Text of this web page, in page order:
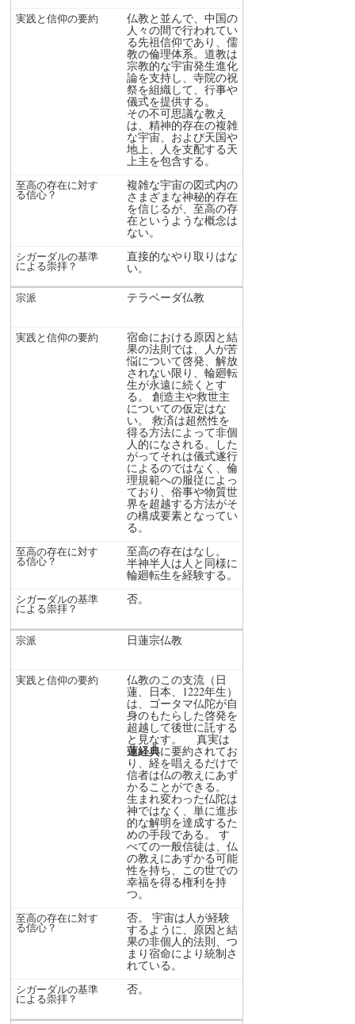
仏教と並んで、中国の
人々の間で行われてい
る先祖信仰であり、儒
教の倫理体系。道教は
宗教的な宇宙発生進化
論を支持し、寺院の祝
祭を組織して、行事や
儀式を提供する。
その不可思議な教え
は、精神的存在の複雑
な宇宙、および天国や
地上、人を支配する天
上主を包含する。
複雑な宇宙の図式内の
さまざまな神秘的存在
を信じるが、至高の存
在というような概念は
ない。
直接的なやり取りはな
い。
テラベーダ仏教
宿命における原因と結
果の法則では、人が苦
悩について啓発、解放
されない限り、輪廻転
生が永遠に続くとす
る。 創造主や救世主
についての仮定はな
い。 救済は超然性を
得る方法によって非個
人的になされる。した
がってそれは儀式遂行
によるのではなく、倫
理規範への服従によっ
ており、俗事や物質世
界を超越する方法がそ
の構成要素となってい
る。
至高の存在はなし。
半神半人は人と同様に
輪廻転生を経験する。
否。
日蓮宗仏教
仏教のこの支流（日
蓮、日本、1222年生）
は、ゴータマ仏陀が自
身のもたらした啓発を
超越して後世に託する
と見なす。 真実は
蓮経典に要約されてお
り、経を唱えるだけで
信者は仏の教えにあず
かることができる。
生まれ変わった仏陀は
神ではなく、単に進歩
的な解明を達成するた
めの手段である。 す
べての一般信徒は、仏
の教えにあずかる可能
性を持ち、この世での
幸福を得る権利を持
つ。
否。 宇宙は人が経験
するように、原因と結
果の非個人的法則、つ
まり宿命により統制さ
れている。
否。